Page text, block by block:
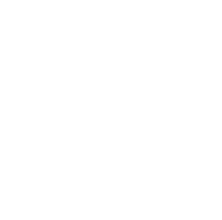
劇場版『ウマ娘 プリティーダービー 新時代の扉